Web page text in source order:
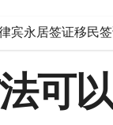
宾永居签证移民签
可